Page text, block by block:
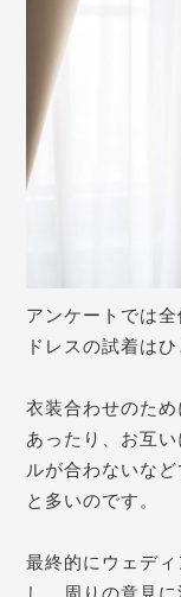
アンケートでは全
ドレスの試着は
衣装合わせのた
あったり、お互
ルが合わないな
と多いのです。
最終的にウェデ